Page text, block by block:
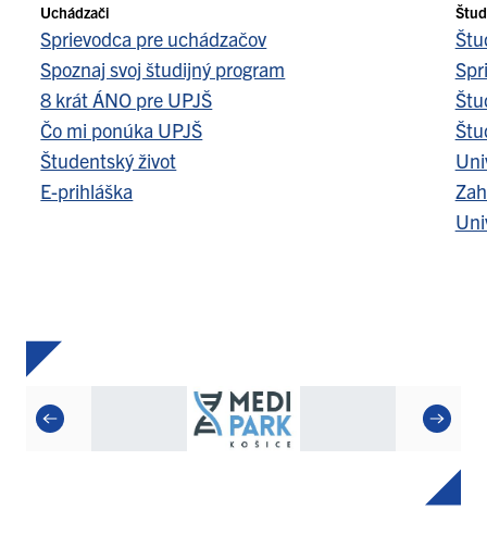
Uchádzači
Sprievodca pre uchádzačov
Spoznaj svoj študijný program
8 krát ÁNO pre UPJŠ
Čo mi ponúka UPJŠ
Študentský život
E-prihláška